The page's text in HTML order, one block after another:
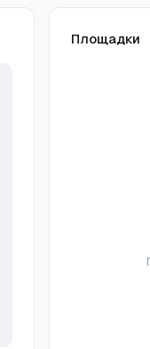
Площадки